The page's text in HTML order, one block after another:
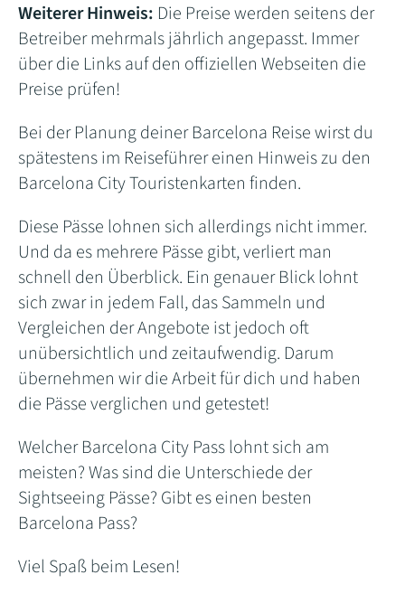
Weiterer Hinweis: Die Preise werden seitens der
Betreiber mehrmals jährlich angepasst. Immer
über die Links auf den offiziellen Webseiten die
Preise prüfen!
Bei der Planung deiner Barcelona Reise wirst du
spätestens im Reiseführer einen Hinweis zu den
Barcelona City Touristenkarten finden.
Diese Pässe lohnen sich allerdings nicht immer.
Und da es mehrere Pässe gibt, verliert man
schnell den Überblick. Ein genauer Blick lohnt
sich zwar in jedem Fall, das Sammeln und
Vergleichen der Angebote ist jedoch oft
unübersichtlich und zeitaufwendig. Darum
übernehmen wir die Arbeit für dich und haben
die Pässe verglichen und getestet!
Welcher Barcelona City Pass lohnt sich am
meisten? Was sind die Unterschiede der
Sightseeing Pässe? Gibt es einen besten
Barcelona Pass?
Viel Spaß beim Lesen!